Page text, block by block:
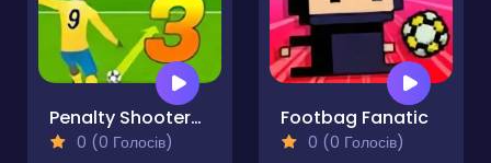
Penalty Shooters 3
0 (0 Голосів)
Footbag Fanatic
0 (0 Голосів)